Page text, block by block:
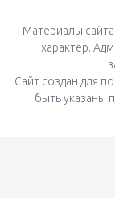
Материалы
характер.
Сайт создан для
быть указаны